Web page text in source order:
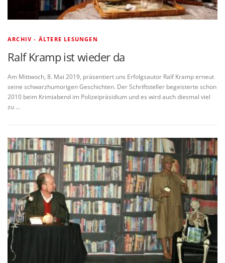
ARCHIV - ÄLTERE LESUNGEN
Ralf Kramp ist wieder da
Am Mittwoch, 8. Mai 2019, präsentiert uns Erfolgsautor Ralf Kramp erneut
seine schwarzhumorigen Geschichten. Der Schriftsteller begeisterte schon
2010 beim Krimiabend im Polizeipräsidium und es wird auch diesmal viel
zu …